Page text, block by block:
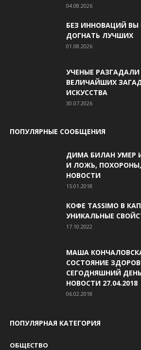
04.08.2026
БЕЗ ИННОВАЦИЙ ВЫ
ДОГНАТЬ ЛУЧШИХ
01.08.2026
УЧЕНЫЕ
ВЕЛИЧАЙШИХ
ИСКУССТВА
30.07.2026
ПОПУЛЯРНЫЕ СООБЩЕНИЯ
ДИМА БИЛАН УМЕР
И ЛОЖЬ,
НОВОСТИ
15.01.2018
КОФЕ TASSIMO В
УНИКАЛЬНЫЕ
17.10.2022
МАША
СОСТОЯНИЕ
СЕГОДНЯШНИЙ
НОВОСТИ 27.04.2018
06.02.2018
ПОПУЛЯРНАЯ КАТЕГОРИЯ
ОБЩЕСТВО